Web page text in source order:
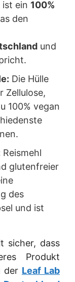
ein 100%
den
und
Die Hülle
Zellulose,
100% vegan
Reismehl
glutenfreier
des
und ist
sicher, dass
Produkt
der Leaf Lab